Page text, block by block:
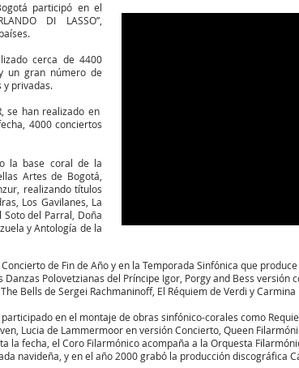
participó en el
DI LASSO”,
cerca de 4400
un gran número de
y privadas.
se han realizado en
4000 conciertos
la base coral de la
Artes de Bogotá,
realizando títulos
Los Gavilanes, La
Soto del Parral, Doña
y Antología de la
de Fin de Año y en la Temporada Sinfónica que
Polovetzianas del Príncipe Igor, Porgy and Bess versión
Bells de Sergei Rachmaninoff, El Réquiem de Verdi y
en el montaje de obras sinfónico-corales como
Lucia de Lammermoor en versión Concierto, Queen
la fecha, el Coro Filarmónico acompaña a la Orquesta
navideña, y en el año 2000 grabó la producción discográfica